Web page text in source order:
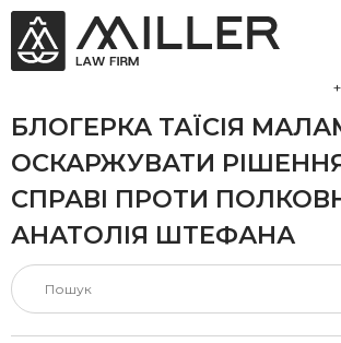
БЛОГЕРКА ТАЇСІЯ
ОСКАРЖУВАТИ
СПРАВІ ПРОТИ
АНАТОЛІЯ ШТЕФАНА